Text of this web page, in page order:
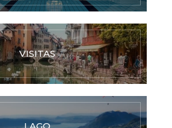
VISITAS